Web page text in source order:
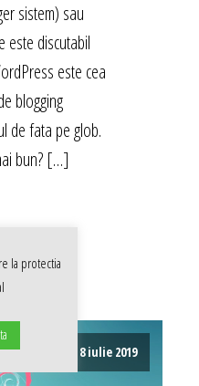
sistem) sau
este discutabil
este cea
blogging
de fata pe glob.
bun? […]
8 iulie 2019
la protectia